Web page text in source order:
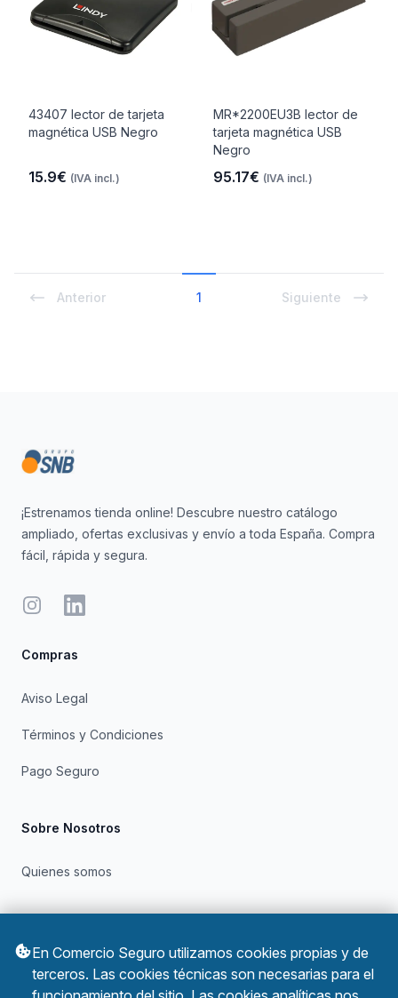
43407 lector de tarjeta
magnética USB Negro
15.9€ (IVA incl.)
MR*2200EU3B lector de
tarjeta magnética USB
Negro
95.17€ (IVA incl.)
Anterior 1 Siguiente
¡Estrenamos tienda online! Descubre nuestro catálogo
ampliado, ofertas exclusivas y envío a toda España. Compra
fácil, rápida y segura.
InstagramLinkedIn
Compras
Aviso Legal
Términos y Condiciones
Pago Seguro
Sobre Nosotros
Quienes somos
Política de Privacidad
En Comercio Seguro utilizamos cookies propias y de
terceros. Las cookies técnicas son necesarias para el